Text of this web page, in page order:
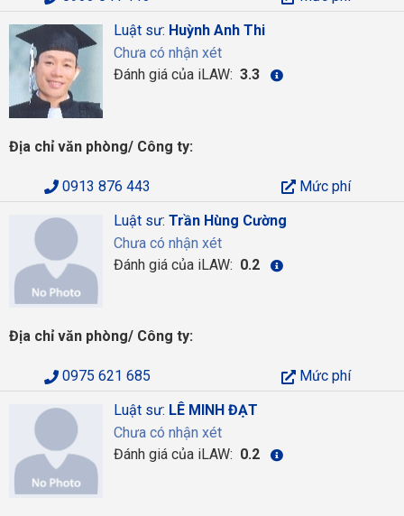
Luật sư: Huỳnh Anh Thi
Chưa có nhận xét
Đánh giá của iLAW: 3.3
Địa chỉ văn phòng/ Công ty:
0913 876 443
Mức phí
Luật sư: Trần Hùng Cường
Chưa có nhận xét
Đánh giá của iLAW: 0.2
Địa chỉ văn phòng/ Công ty:
0975 621 685
Mức phí
Luật sư: LÊ MINH ĐẠT
Chưa có nhận xét
Đánh giá của iLAW: 0.2